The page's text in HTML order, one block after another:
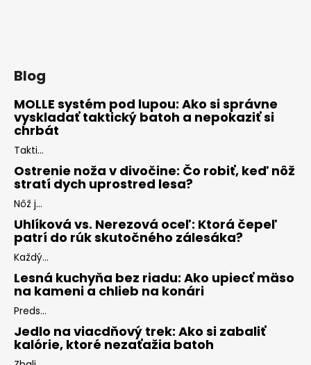
Blog
MOLLE systém pod lupou: Ako si správne
vyskladať taktický batoh a nepokaziť si
chrbát
Takti...
Ostrenie noža v divočine: Čo robiť, keď nôž
stratí dych uprostred lesa?
Nôž j...
Uhlíková vs. Nerezová oceľ: Ktorá čepeľ
patrí do rúk skutočného zálesáka?
Každý...
Lesná kuchyňa bez riadu: Ako upiecť mäso
na kameni a chlieb na konári
Preds...
Jedlo na viacdňový trek: Ako si zabaliť
kalórie, ktoré nezaťažia batoh